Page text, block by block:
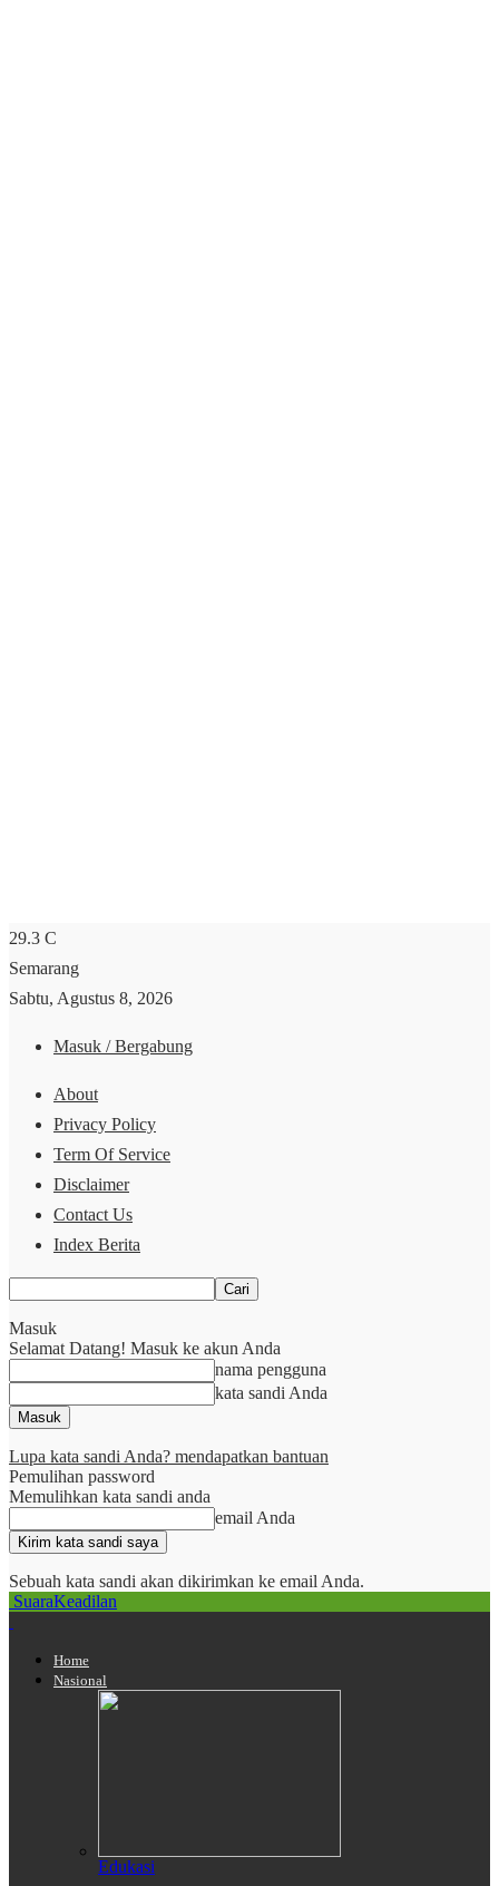
29.3 C
Semarang
Sabtu, Agustus 8, 2026
Masuk / Bergabung
About
Privacy Policy
Term Of Service
Disclaimer
Contact Us
Index Berita
Masuk
Selamat Datang! Masuk ke akun Anda
nama pengguna
kata sandi Anda
Lupa kata sandi Anda? mendapatkan bantuan
Pemulihan password
Memulihkan kata sandi anda
email Anda
Sebuah kata sandi akan dikirimkan ke email Anda.
SuaraKeadilan
Home
Nasional
Edukasi